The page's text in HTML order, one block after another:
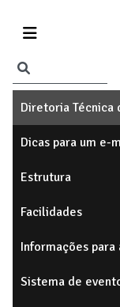
Diretoria Técnica
Dicas para um e-
Estrutura
Facilidades
Informações para
Sistema de